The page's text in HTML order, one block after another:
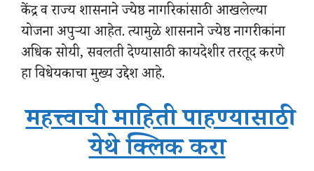
केंद्र व राज्य शासनाने ज्येष्ठ नागरिकांसाठी आखलेल्या
योजना अपुऱ्या आहेत. त्यामुळे शासनाने ज्येष्ठ नागरीकांना
अधिक सोयी, सवलती देण्यासाठी कायदेशीर तरतूद करणे
हा विधेयकाचा मुख्य उद्देश आहे.
महत्त्वाची माहिती पाहण्यासाठी
येथे क्लिक करा